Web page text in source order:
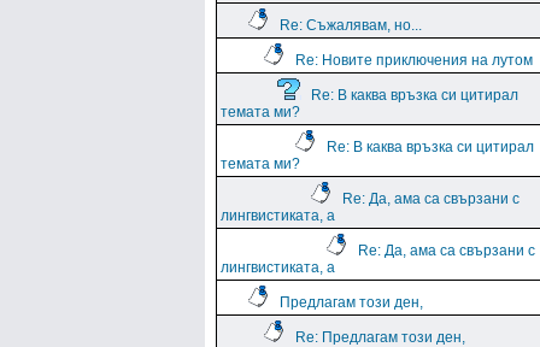
Re: Съжалявам, но...
Re: Новите приключения на лутом
Re: В каква връзка си цитирал
темата ми?
Re: В каква връзка си цитирал
темата ми?
Re: Да, ама са свързани с
лингвистиката, а
Re: Да, ама са свързани с
лингвистиката, а
Предлагам този ден,
Re: Предлагам този ден,